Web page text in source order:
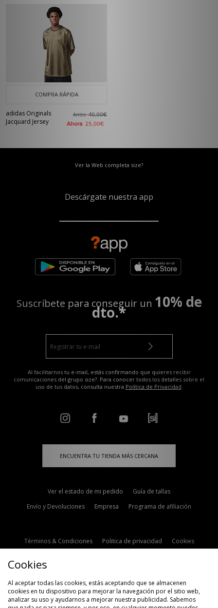
COMPRA RÁPIDA
adidas Originals
Jacquard Jersey
Antes40,00€
Ahora 25,00€
Ver la Web completa size?
Descárgate nuestra app
Suscríbete para conseguir un 10% de
dto.*
Al facilitarnos tu e-mail, estás confirmando que quieres recibir
comunicaciones del grupo size?. Para conocer todos los detalles sobre el
uso de tus datos, consulta nuestra Política de Privacidad.
ENCUENTRA TU TIENDA MÁS CERCANA
Ver el estado de mi pedido
Guía de tallas
Envío y Devoluciones
Empresa Programa de afiliación
Términos & Condiciones Politica de privacidad
Cookies
Cookies
Al aceptar todas las cookies, estás aceptando que se almacenen
cookies en tu dispositivo para mejorar la navegación por el sitio web,
analizar su uso y ayudarnos a mejorar nuestra publicidad. Sabemos